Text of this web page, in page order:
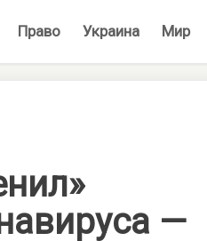
Право Украина Мир
—